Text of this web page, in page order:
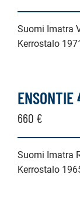
Suomi Imatra
Kerrostalo
ENSONTIE
660 €
Suomi Imatra
Kerrostalo